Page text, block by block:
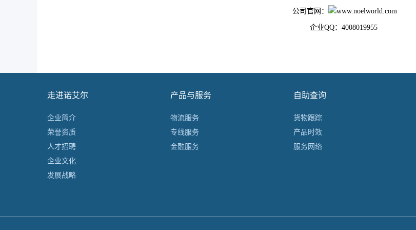
公司官网： www.noelworld.com
企业QQ：4008019955
走进诺艾尔
企业简介
荣誉资质
人才招聘
企业文化
发展战略
产品与服务
物流服务
专线服务
金融服务
自助查询
货物跟踪
产品时效
服务网络